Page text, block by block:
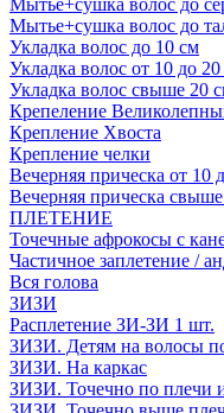
Мытье+сушка волос до
Мытье+сушка волос до
Укладка волос до 10 см
Укладка волос от 10 до
Укладка волос свыше 20
Крепеление
Крепление Хвоста
Крепление челки
Вечерняя прическа от 10
Вечерняя прическа
ПЛЕТЕНИЕ
Точечные афрокосы с
Частичное заплетение /
Вся голова
ЗИЗИ
Расплетение ЗИ-ЗИ 1 шт.
ЗИЗИ. Детям на волосы
ЗИЗИ. На каркас
ЗИЗИ. Точечно по плечи